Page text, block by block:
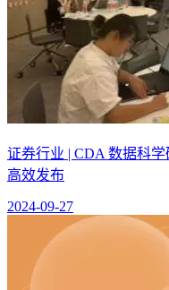
证券行业 | CDA 数据科
高效发布
2024-09-27